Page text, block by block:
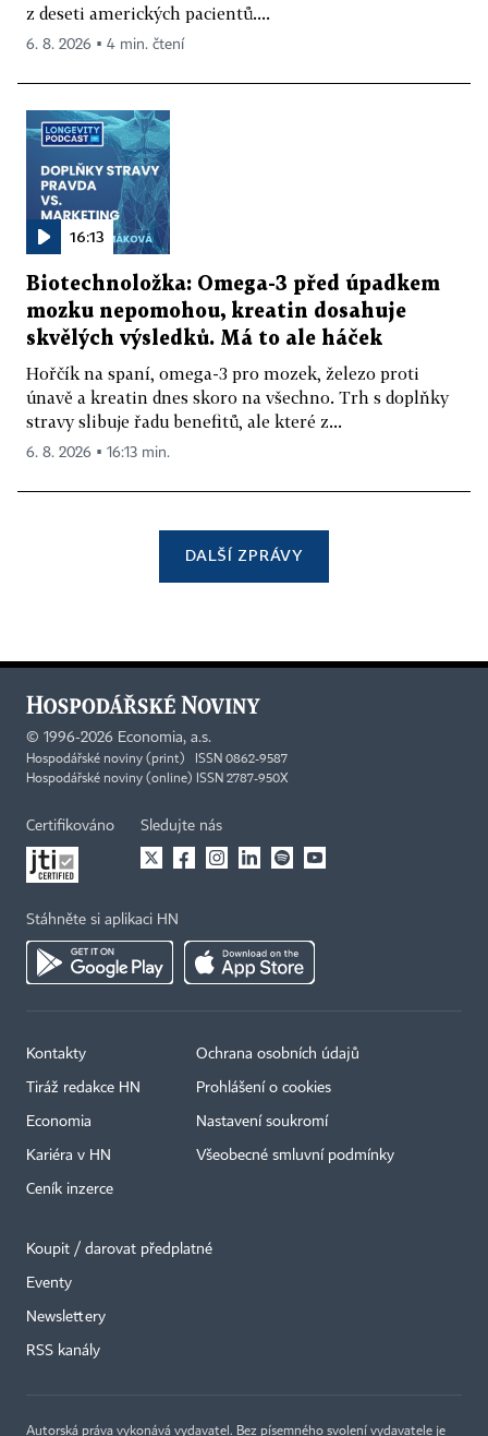
z deseti amerických pacientů....
6. 8. 2026 ▪ 4 min. čtení
16:13
Biotechnoložka: Omega-3 před úpadkem
mozku nepomohou, kreatin dosahuje
skvělých výsledků. Má to ale háček
Hořčík na spaní, omega-3 pro mozek, železo proti
únavě a kreatin dnes skoro na všechno. Trh s doplňky
stravy slibuje řadu benefitů, ale které z...
6. 8. 2026 ▪ 16:13 min.
DALŠÍ ZPRÁVY
© 1996-2026 Economia, a.s.
Hospodářské noviny (print) ISSN 0862-9587
Hospodářské noviny (online) ISSN 2787-950X
Certifikováno Sledujte nás
Stáhněte si aplikaci HN
Kontakty
Tiráž redakce HN
Economia
Kariéra v HN
Ceník inzerce
Ochrana osobních údajů
Prohlášení o cookies
Nastavení soukromí
Všeobecné smluvní podmínky
Koupit / darovat předplatné
Eventy
Newslettery
RSS kanály
Autorská práva vykonává vydavatel. Bez písemného svolení vydavatele je